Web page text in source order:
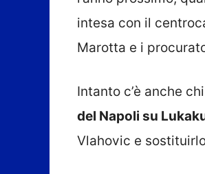
intesa con il
Marotta e i
Intanto c’è anche
del Napoli su
Vlahovic e